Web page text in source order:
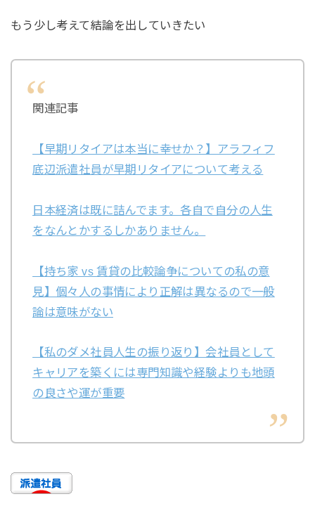
もう少し考えて結論を出していきたい
関連記事
【早期リタイアは本当に幸せか？】アラフィフ
底辺派遣社員が早期リタイアについて考える
日本経済は既に詰んでます。各自で自分の人生
をなんとかするしかありません。
【持ち家 vs 賃貸の比較論争についての私の意
見】個々人の事情により正解は異なるので一般
論は意味がない
【私のダメ社員人生の振り返り】会社員として
キャリアを築くには専門知識や経験よりも地頭
の良さや運が重要